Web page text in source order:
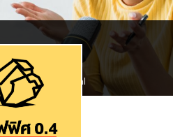
feed.xml